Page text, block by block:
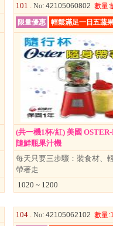
101 . No: 42105060802 數量:
限量優惠
輕鬆滿足一日五蔬
(共一機1杯/紅) 美國
隨鮮瓶果汁機
每天只要三步驟：裝食材、
帶著走
1020 ~ 1200
104 . No: 42105062102 數量